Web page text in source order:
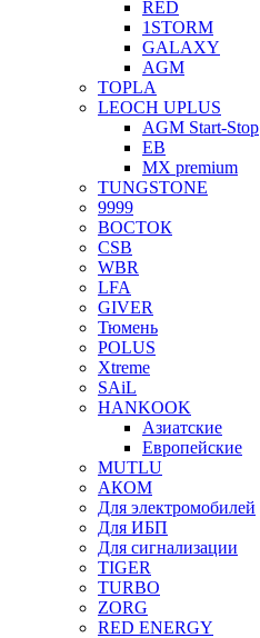
RED
1STORM
GALAXY
AGM
TOPLA
LEOCH UPLUS
AGM Start-Stop
EB
MX premium
TUNGSTONE
9999
ВОСТОК
CSB
WBR
LFA
GIVER
Тюмень
POLUS
Xtreme
SAiL
HANKOOK
Азиатские
Европейские
MUTLU
АКОМ
Для электромобилей
Для ИБП
Для сигнализации
TIGER
TURBO
ZORG
RED ENERGY